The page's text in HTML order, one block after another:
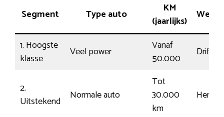
Segment Type auto
KM
(jaarlijks)
1. Hoogste
klasse
Veel power
Vanaf
50.000
Driftig
2.
Uitstekend
Normale auto
Tot
30.000
km